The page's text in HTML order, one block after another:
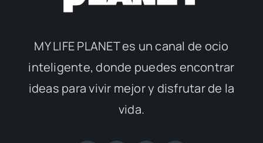
MY LIFE PLANET es un canal de ocio
inteligente, donde puedes encontrar
ideas para vivir mejor y disfrutar de la
vida.